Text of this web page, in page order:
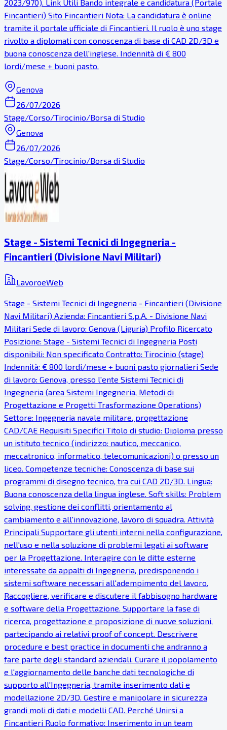
2023/970). Link Utili Bando integrale e candidatura (Portale
Fincantieri) Sito Fincantieri Nota: La candidatura è online
tramite il portale ufficiale di Fincantieri. Il ruolo è uno stage
rivolto a diplomati con conoscenza di base di CAD 2D/3D e
buona conoscenza dell'inglese. Indennità di € 800
lordi/mese + buoni pasto.
Genova
26/07/2026
Stage/Corso/Tirocinio/Borsa di Studio
Genova
26/07/2026
Stage/Corso/Tirocinio/Borsa di Studio
Stage - Sistemi Tecnici di Ingegneria -
Fincantieri (Divisione Navi Militari)
LavoroeWeb
Stage - Sistemi Tecnici di Ingegneria - Fincantieri (Divisione
Navi Militari) Azienda: Fincantieri S.p.A. - Divisione Navi
Militari Sede di lavoro: Genova (Liguria) Profilo Ricercato
Posizione: Stage - Sistemi Tecnici di Ingegneria Posti
disponibili: Non specificato Contratto: Tirocinio (stage)
Indennità: € 800 lordi/mese + buoni pasto giornalieri Sede
di lavoro: Genova, presso l'ente Sistemi Tecnici di
Ingegneria (area Sistemi Ingegneria, Metodi di
Progettazione e Progetti Trasformazione Operations)
Settore: Ingegneria navale militare, progettazione
CAD/CAE Requisiti Specifici Titolo di studio: Diploma presso
un istituto tecnico (indirizzo: nautico, meccanico,
meccatronico, informatico, telecomunicazioni) o presso un
liceo. Competenze tecniche: Conoscenza di base sui
programmi di disegno tecnico, tra cui CAD 2D/3D. Lingua:
Buona conoscenza della lingua inglese. Soft skills: Problem
solving, gestione dei conflitti, orientamento al
cambiamento e all'innovazione, lavoro di squadra. Attività
Principali Supportare gli utenti interni nella configurazione,
nell'uso e nella soluzione di problemi legati ai software
per la Progettazione. Interagire con le ditte esterne
interessate da appalti di Ingegneria, predisponendo i
sistemi software necessari all'adempimento del lavoro.
Raccogliere, verificare e discutere il fabbisogno hardware
e software della Progettazione. Supportare la fase di
ricerca, progettazione e proposizione di nuove soluzioni,
partecipando ai relativi proof of concept. Descrivere
procedure e best practice in documenti che andranno a
fare parte degli standard aziendali. Curare il popolamento
e l'aggiornamento delle banche dati tecnologiche di
supporto all'Ingegneria, tramite inserimento dati e
modellazione 2D/3D. Gestire e manipolare in sicurezza
grandi moli di dati e modelli CAD. Perché Unirsi a
Fincantieri Ruolo formativo: Inserimento in un team